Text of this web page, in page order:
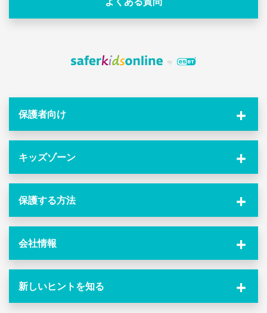
保護者向け
キッズゾーン
保護する方法
会社情報
新しいヒントを知る